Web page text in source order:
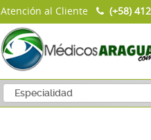
Atención al Cliente (+58)